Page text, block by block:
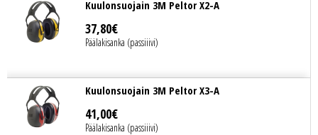
Kuulonsuojain 3M Peltor X2-A
37,80€
Päälakisanka (passiiivi)
Kuulonsuojain 3M Peltor X3-A
41,00€
Päälakisanka (passiiivi)